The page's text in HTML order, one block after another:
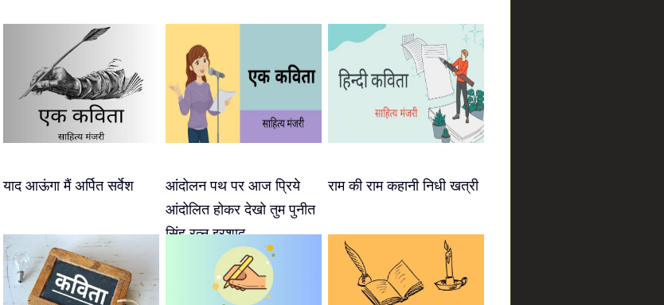
याद आऊंगा मैं अर्पित सर्वेश
आंदोलन पथ पर आज प्रिये
आंदोलित होकर देखो तुम पुनीत
सिंह रत्नु इरशाद
राम की राम कहानी निधी खत्री